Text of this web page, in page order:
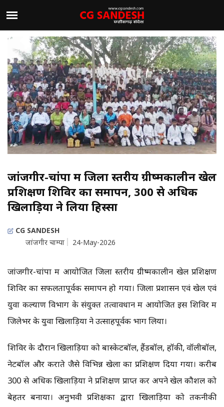
जांजगीर-चांपा में जिला स्तरीय ग्रीष्मकालीन खेल
प्रशिक्षण शिविर का समापन, 300 से अधिक
खिलाड़ियों ने लिया हिस्सा
CG SANDESH
जांजगीर चाम्पा
24-May-2026
जांजगीर-चांपा में आयोजित जिला स्तरीय ग्रीष्मकालीन खेल प्रशिक्षण
शिविर का सफलतापूर्वक समापन हो गया। जिला प्रशासन एवं खेल एवं
युवा कल्याण विभाग के संयुक्त तत्वावधान में आयोजित इस शिविर में
जिलेभर के युवा खिलाड़ियों ने उत्साहपूर्वक भाग लिया।
शिविर के दौरान खिलाड़ियों को बास्केटबॉल, हैंडबॉल, हॉकी, वॉलीबॉल,
नेटबॉल और कराते जैसे विभिन्न खेलों का प्रशिक्षण दिया गया। करीब
300 से अधिक खिलाड़ियों ने प्रशिक्षण प्राप्त कर अपने खेल कौशल को
बेहतर बनाया। अनुभवी प्रशिक्षकों द्वारा खिलाड़ियों को तकनीकी